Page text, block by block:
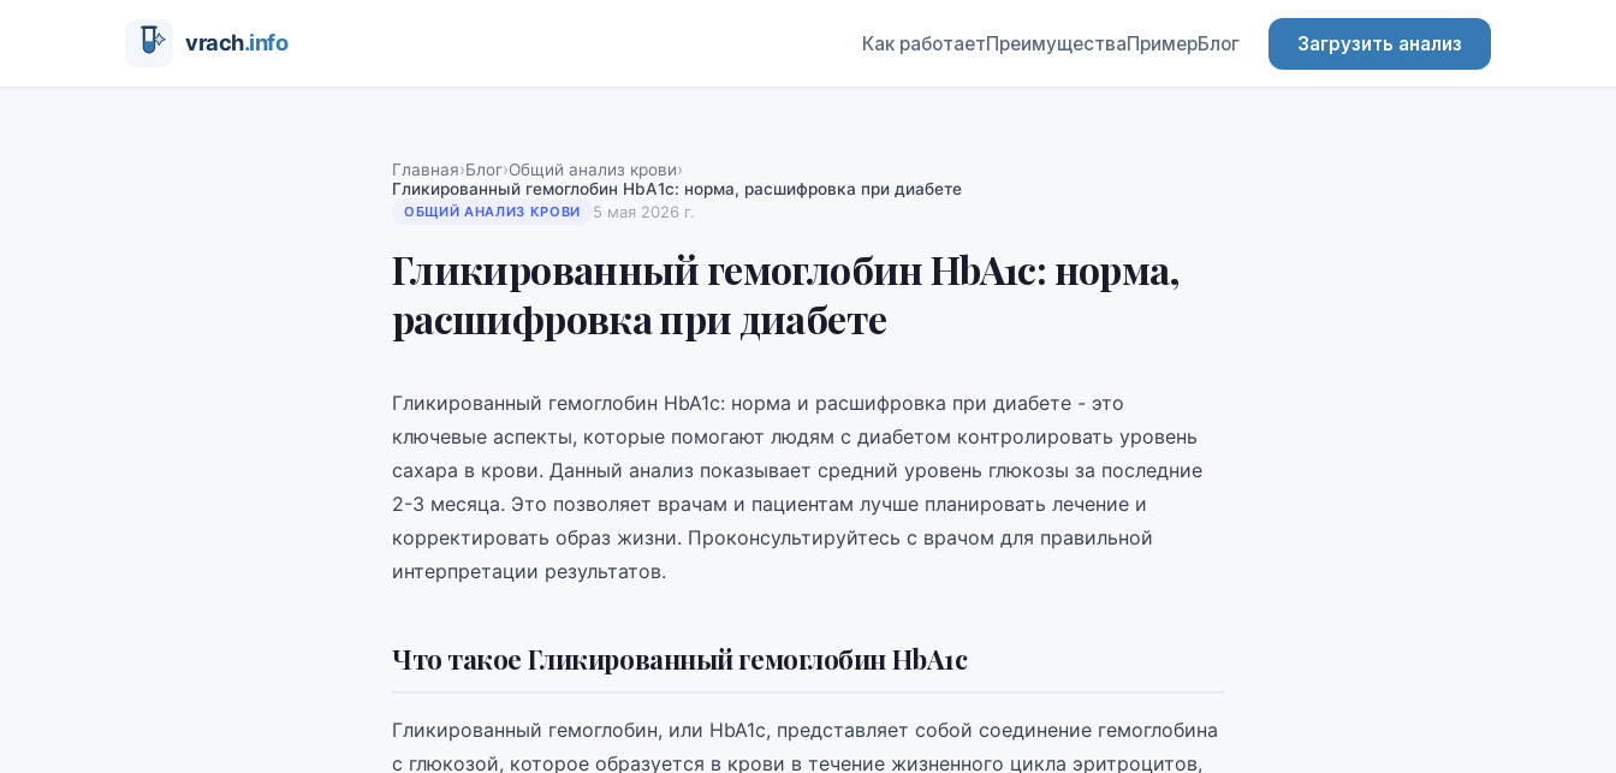
Как работаетПреимуществаПримерБлог Загрузить анализ
Главная›Блог›Общий анализ крови›
Гликированный гемоглобин HbA1c: норма, расшифровка при диабете
ОБЩИЙ АНАЛИЗ КРОВИ 5 мая 2026 г.
Гликированный гемоглобин HbA1c: норма,
расшифровка при диабете
Гликированный гемоглобин HbA1c: норма и расшифровка при диабете - это
ключевые аспекты, которые помогают людям с диабетом контролировать уровень
сахара в крови. Данный анализ показывает средний уровень глюкозы за последние
2-3 месяца. Это позволяет врачам и пациентам лучше планировать лечение и
корректировать образ жизни. Проконсультируйтесь с врачом для правильной
интерпретации результатов.
Что такое Гликированный гемоглобин HbA1c
Гликированный гемоглобин, или HbA1c, представляет собой соединение гемоглобина
с глюкозой, которое образуется в крови в течение жизненного цикла эритроцитов,